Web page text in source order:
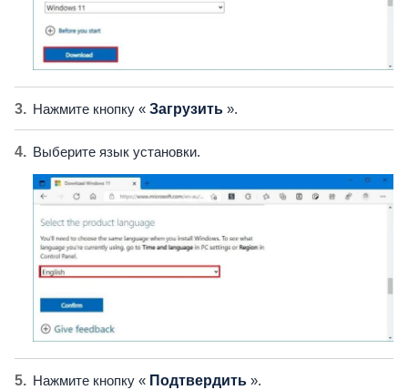
Нажмите кнопку « Загрузить ».
Выберите язык установки.
Нажмите кнопку « Подтвердить ».